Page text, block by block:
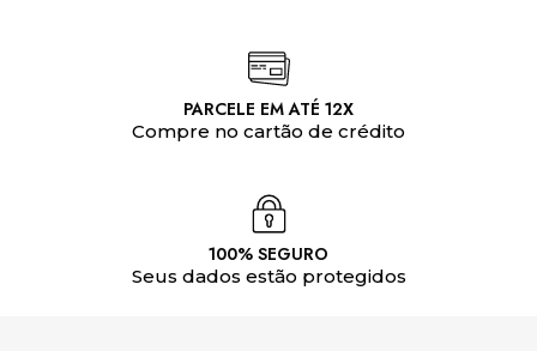
PARCELE EM ATÉ 12X
Compre no cartão de crédito
100% SEGURO
Seus dados estão protegidos